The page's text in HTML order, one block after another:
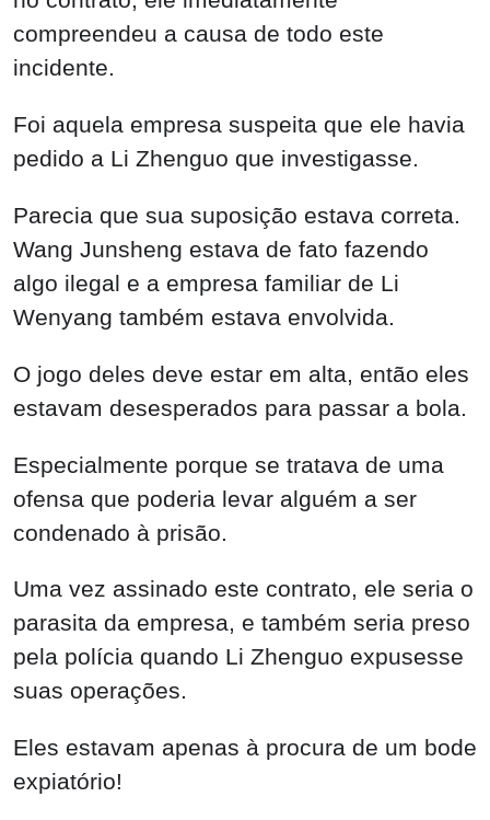
compreendeu a causa de todo este
incidente.
Foi aquela empresa suspeita que ele havia
pedido a Li Zhenguo que investigasse.
Parecia que sua suposição estava correta.
Wang Junsheng estava de fato fazendo
algo ilegal e a empresa familiar de Li
Wenyang também estava envolvida.
O jogo deles deve estar em alta, então eles
estavam desesperados para passar a bola.
Especialmente porque se tratava de uma
ofensa que poderia levar alguém a ser
condenado à prisão.
Uma vez assinado este contrato, ele seria o
parasita da empresa, e também seria preso
pela polícia quando Li Zhenguo expusesse
suas operações.
Eles estavam apenas à procura de um bode
expiatório!